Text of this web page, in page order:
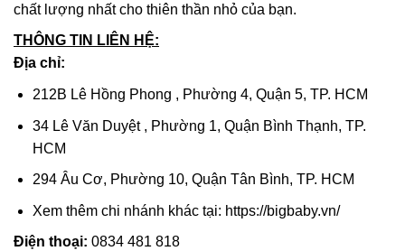
chất lượng nhất cho thiên thần nhỏ của bạn.
THÔNG TIN LIÊN HỆ:
Địa chỉ:
212B Lê Hồng Phong , Phường 4, Quận 5, TP. HCM
34 Lê Văn Duyệt , Phường 1, Quận Bình Thạnh, TP.
HCM
294 Âu Cơ, Phường 10, Quận Tân Bình, TP. HCM
Xem thêm chi nhánh khác tại: https://bigbaby.vn/
Điện thoại: 0834 481 818